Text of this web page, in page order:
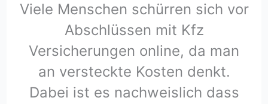
Viele Menschen schürren sich vor
Abschlüssen mit Kfz
Versicherungen online, da man
an versteckte Kosten denkt.
Dabei ist es nachweislich dass